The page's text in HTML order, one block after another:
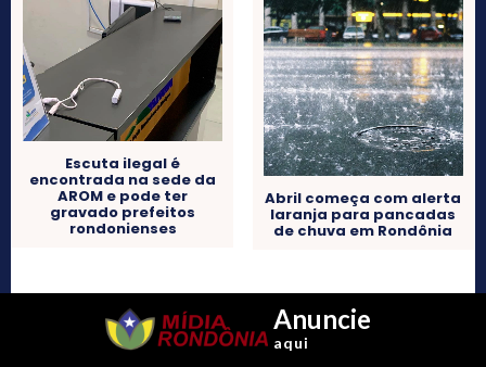
Escuta ilegal é
encontrada na sede da
AROM e pode ter
gravado prefeitos
rondonienses
Abril começa com alerta
laranja para pancadas
de chuva em Rondônia
Anuncie
aqui